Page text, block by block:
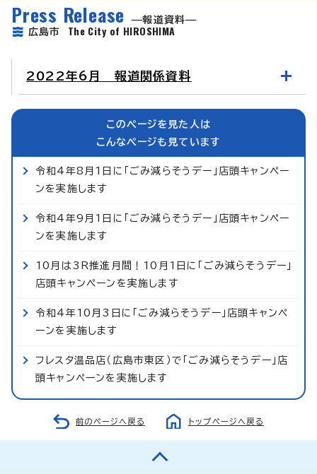
Press Release
報道資料
広島市 The City of HIROSHIMA
2022年6月 報道関係資料
このページを見た人は
こんなページも見ています
令和4年8月1日に「ごみ減らそうデー」店頭キャンペー
ンを実施します
令和4年9月1日に「ごみ減らそうデー」店頭キャンペー
ンを実施します
10月は3R推進月間！10月1日に「ごみ減らそうデー」
店頭キャンペーンを実施します
令和4年10月3日に「ごみ減らそうデー」店頭キャンペ
ーンを実施します
フレスタ温品店（広島市東区）で「ごみ減らそうデー」店
頭キャンペーンを実施します
前のページへ戻る トップページへ戻る